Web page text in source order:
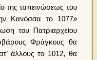
της ταπεινώσεως του
Κανόσσα το 1077»
του Πατριαρχείου
Φράγκους θα
άλλους το 1012, θα